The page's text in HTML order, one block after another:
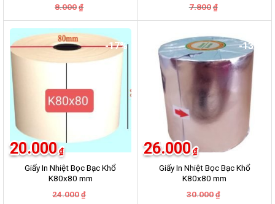
8.000 ₫
là:
8.000₫.
tại
là:
7.000₫.
7.800 ₫
là:
tại
6.500₫.
-17%
Giấy In Nhiệt Bọc Bạc Khổ
K80x80 mm
24.000 ₫
20.000 ₫
-13%
Giấy In Nhiệt Bọc Bạc Khổ
K80x80 mm
30.000 ₫
26.000 ₫